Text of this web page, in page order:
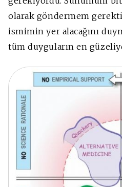
olarak göndermem
ismimin yer alacağını
tüm duyguların en